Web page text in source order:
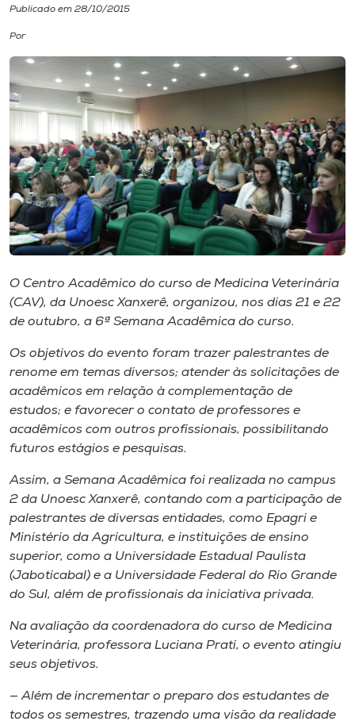
Diplomados
Cultura
CPA
Biblioteca
Editora
Rádio
Museu
Store
Selecione
o idioma
A-
Publicado em 28/10/2015
Por
O Centro Acadêmico do curso de Medicina Veterinária
(CAV), da Unoesc Xanxerê, organizou, nos dias 21 e 22
de outubro, a 6ª Semana Acadêmica do curso.
Os objetivos do evento foram trazer palestrantes de
renome em temas diversos; atender às solicitações de
acadêmicos em relação à complementação de
estudos; e favorecer o contato de professores e
acadêmicos com outros profissionais, possibilitando
futuros estágios e pesquisas.
Assim, a Semana Acadêmica foi realizada no campus
2 da Unoesc Xanxerê, contando com a participação de
palestrantes de diversas entidades, como Epagri e
Ministério da Agricultura, e instituições de ensino
superior, como a Universidade Estadual Paulista
(Jaboticabal) e a Universidade Federal do Rio Grande
do Sul, além de profissionais da iniciativa privada.
Na avaliação da coordenadora do curso de Medicina
Veterinária, professora Luciana Prati, o evento atingiu
seus objetivos.
— Além de incrementar o preparo dos estudantes de
todos os semestres, trazendo uma visão da realidade